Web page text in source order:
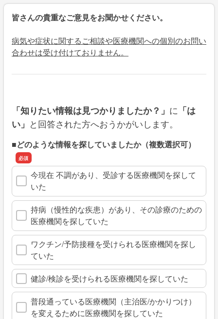
皆さんの貴重なご意見をお聞かせください。
病気や症状に関するご相談や医療機関への個別のお問い
合わせは受け付けておりません。
「知りたい情報は見つかりましたか？」 に 「は
い」 と回答された方へおうかがいします。
■どのような情報を探していましたか（複数選択可）
今現在 不調があり、受診する医療機関を探して
いた
持病（慢性的な疾患）があり、その診療のための
医療機関を探していた
ワクチン/予防接種を受けられる医療機関を探し
ていた
健診/検診を受けられる医療機関を探していた
普段通っている医療機関（主治医/かかりつけ）
を変えるために医療機関を探していた